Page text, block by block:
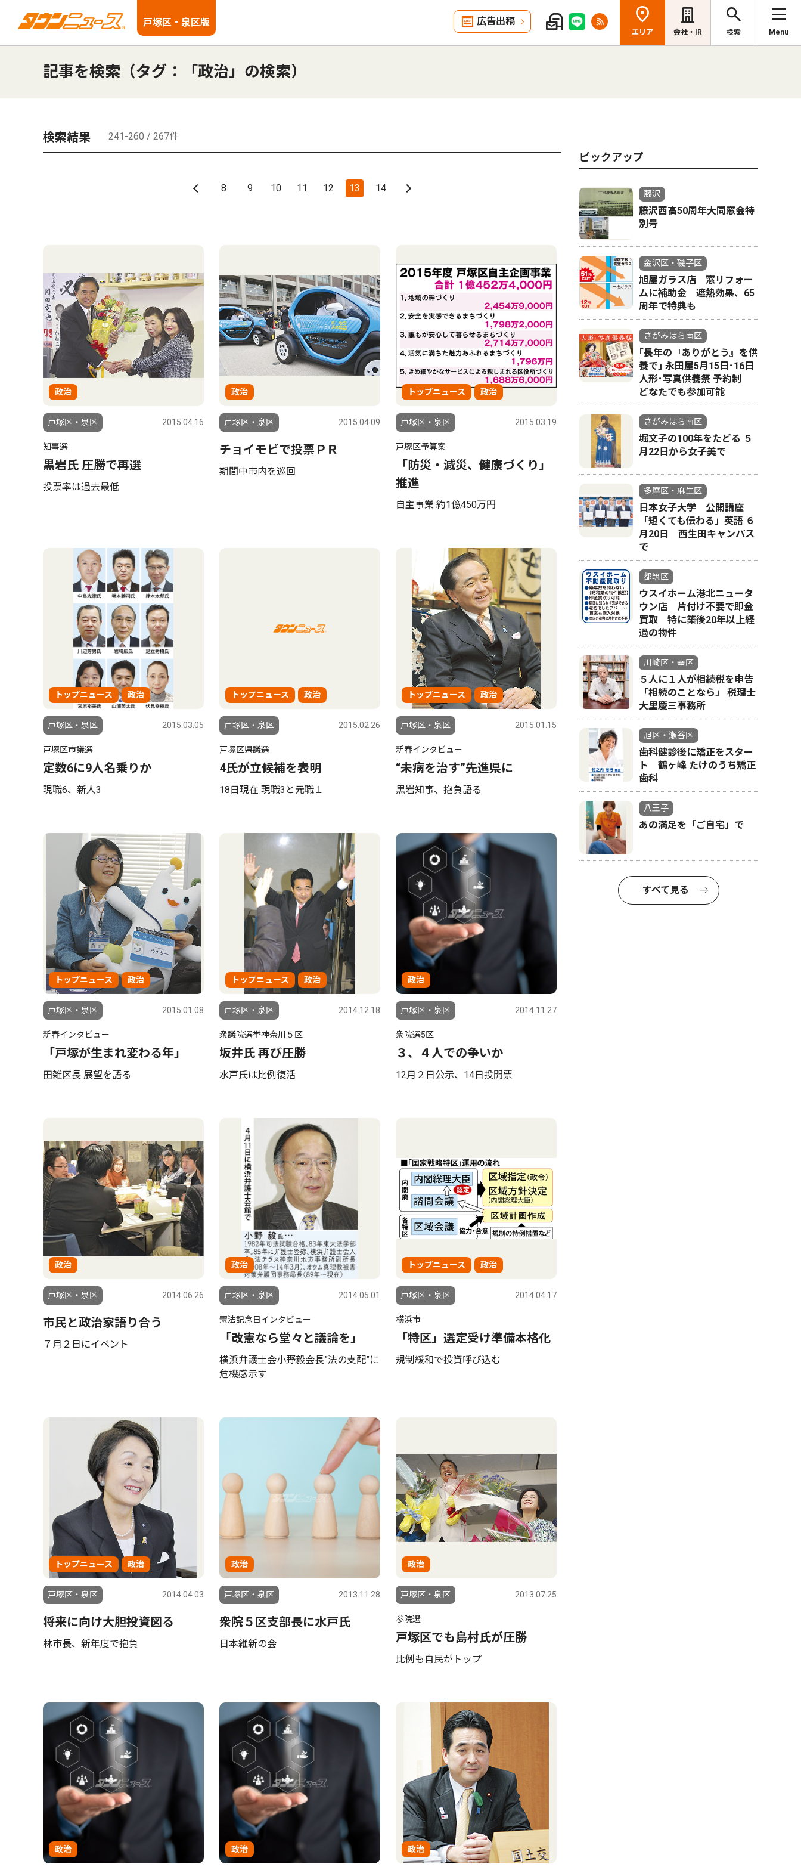
戸塚区・泉区版 広告出稿
エリア 会社・IR 検索 Menu
記事を検索（タグ：「政治」の検索）
検索結果 241-260 / 267件
8 9 10 11 12 13 14
政治
戸塚区・泉区 2015.04.16
知事選
黒岩氏 圧勝で再選
投票率は過去最低
政治
戸塚区・泉区 2015.04.09
チョイモビで投票ＰＲ
期間中市内を巡回
トップニュース 政治
戸塚区・泉区 2015.03.19
戸塚区予算案
「防災・減災、健康づくり」
推進
自主事業 約1億450万円
トップニュース 政治
戸塚区・泉区 2015.03.05
戸塚区市議選
定数6に9人名乗りか
現職6、新人3
トップニュース 政治
戸塚区・泉区 2015.02.26
戸塚区県議選
4氏が立候補を表明
18日現在 現職3と元職１
トップニュース 政治
戸塚区・泉区 2015.01.15
新春インタビュー
“未病を治す”先進県に
黒岩知事、抱負語る
トップニュース 政治
戸塚区・泉区 2015.01.08
新春インタビュー
「戸塚が生まれ変わる年」
田雑区長 展望を語る
トップニュース 政治
戸塚区・泉区 2014.12.18
衆議院選挙神奈川５区
坂井氏 再び圧勝
水戸氏は比例復活
政治
戸塚区・泉区 2014.11.27
衆院選5区
３、４人での争いか
12月２日公示、14日投開票
政治
戸塚区・泉区 2014.06.26
市民と政治家語り合う
７月２日にイベント
政治
戸塚区・泉区 2014.05.01
憲法記念日インタビュー
「改憲なら堂々と議論を」
横浜弁護士会小野毅会長”法の支配”に
危機感示す
トップニュース 政治
戸塚区・泉区 2014.04.17
横浜市
「特区」選定受け準備本格化
規制緩和で投資呼び込む
トップニュース 政治
戸塚区・泉区 2014.04.03
将来に向け大胆投資図る
林市長、新年度で抱負
政治
戸塚区・泉区 2013.11.28
衆院５区支部長に水戸氏
日本維新の会
政治
戸塚区・泉区 2013.07.25
参院選
戸塚区でも島村氏が圧勝
比例も自民がトップ
政治 政治 政治
ピックアップ
藤沢
藤沢西高50周年大同窓会特
別号
金沢区・磯子区
旭屋ガラス店 窓リフォー
ムに補助金 遮熱効果、65
周年で特典も
さがみはら南区
｢長年の『ありがとう』を供
養で｣ 永田屋5月15日･16日
人形･写真供養祭 予約制
どなたでも参加可能
さがみはら南区
堀文子の100年をたどる ５
月22日から女子美で
多摩区・麻生区
日本女子大学 公開講座
「短くても伝わる」英語 ６
月20日 西生田キャンパス
で
都筑区
ウスイホーム港北ニュータ
ウン店 片付け不要で即金
買取 特に築後20年以上経
過の物件
川崎区・幸区
５人に１人が相続税を申告
「相続のことなら」 税理士
大里慶三事務所
旭区・瀬谷区
歯科健診後に矯正をスター
ト 鶴ヶ峰 たけのうち矯正
歯科
八王子
あの満足を「ご自宅」で
すべて見る